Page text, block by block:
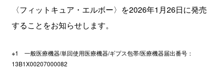
〈フィットキュア・エルボー〉を2026年1月26日に発売
することをお知らせします。
※1 一般医療機器/単回使用医療機器/ギプス包帯/医療機器届出番号：
13B1X00207000082